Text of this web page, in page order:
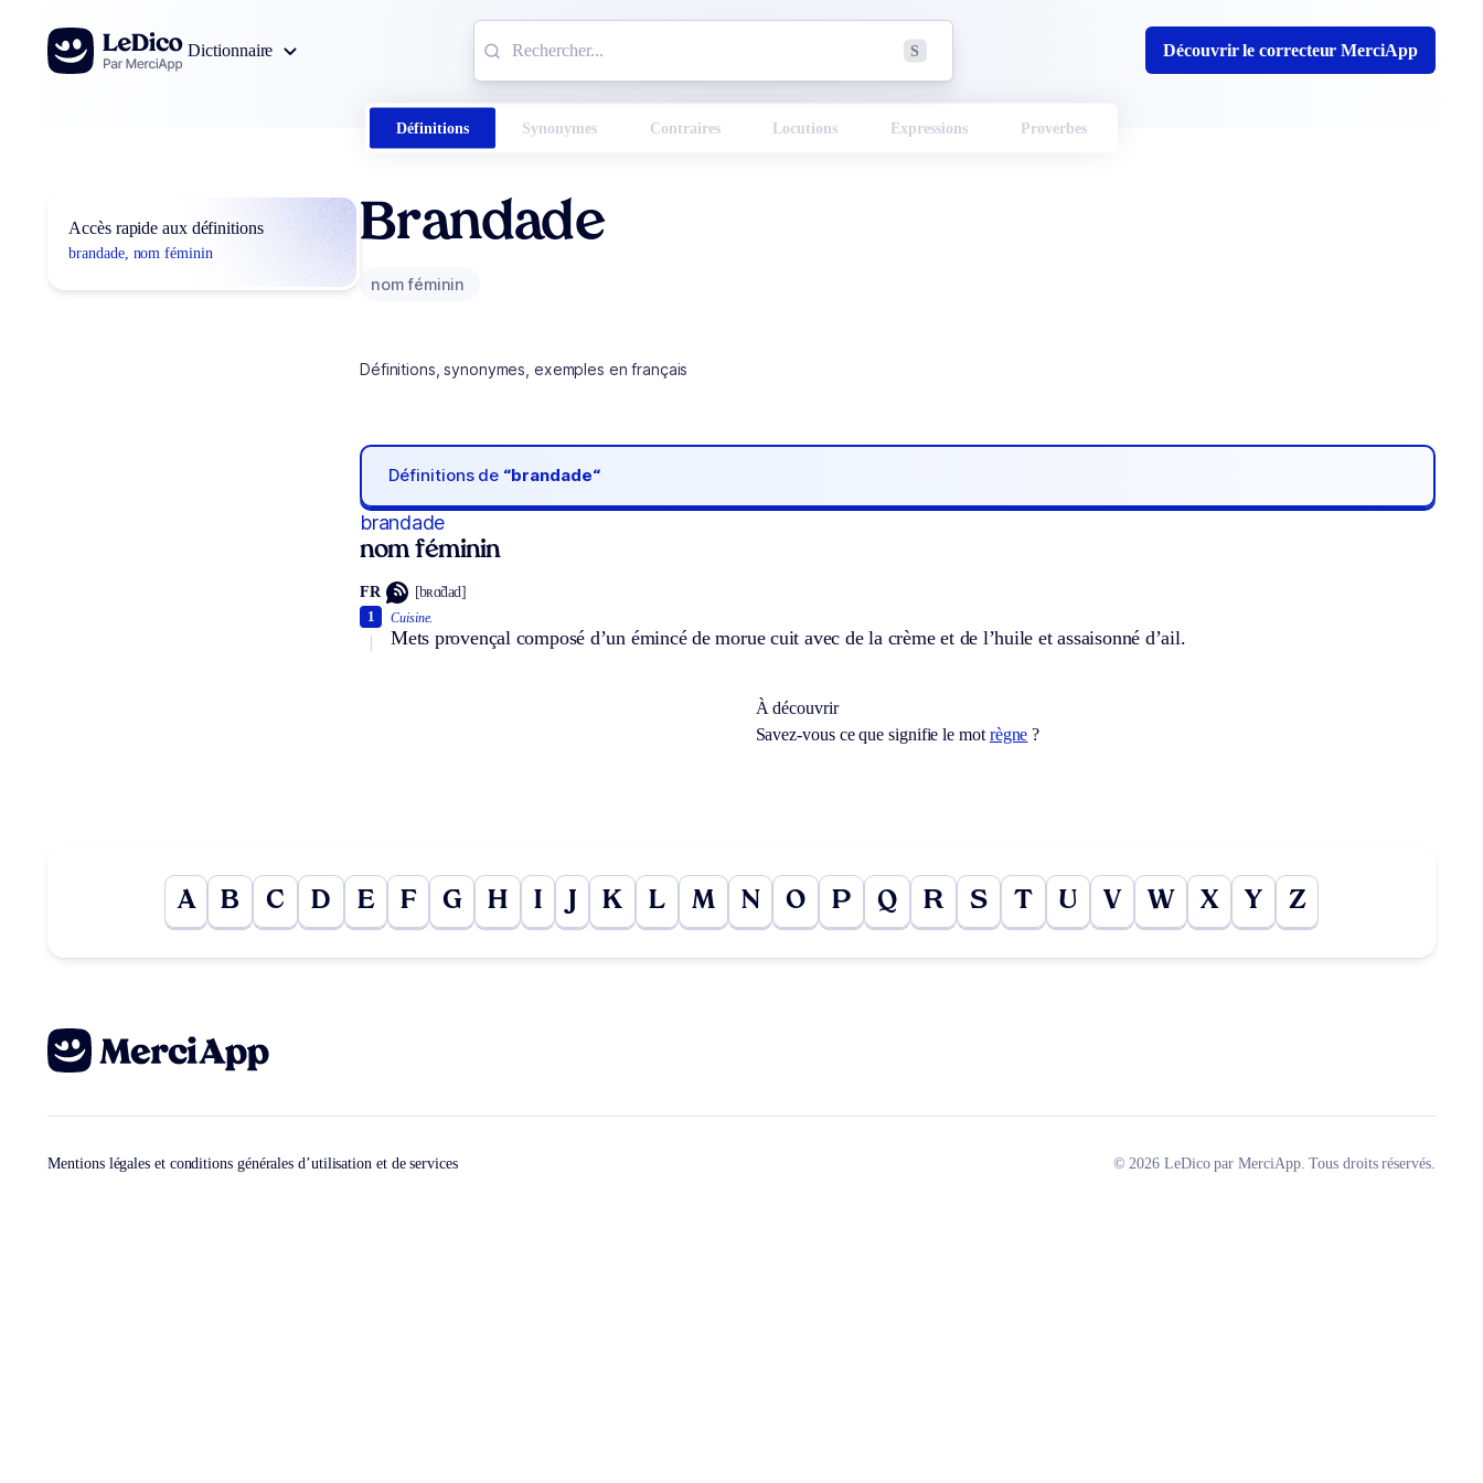
Aller au contenu
Dictionnaire
S Découvrir le correcteur MerciApp
Définitions Synonymes Contraires Locutions Expressions Proverbes
Accès rapide aux définitions
brandade, nom féminin
Brandade
nom féminin
Définitions, synonymes, exemples en français
Définitions de “brandade“
brandade
nom féminin
FR [bʀɑ̃dad]
Cuisine.
Mets provençal composé d’un émincé de morue cuit avec de la crème et de l’huile et assaisonné d’ail.
1
À découvrir
Savez-vous ce que signifie le mot règne ?
A B C D E F G H I K L M N O P Q R S T U V W X Y Z
Mentions légales et conditions générales d’utilisation et de services © 2026 LeDico par MerciApp. Tous droits réservés.